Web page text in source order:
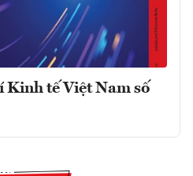
Kinh tế Việt Nam số